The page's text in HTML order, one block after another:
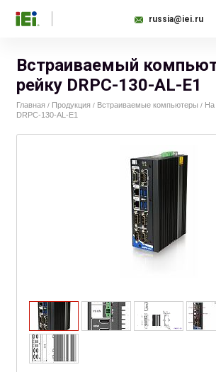
russia@iei.ru
Встраиваемый
рейку DRPC-130-AL-E1
Главная / Продукция / Встраиваемые компьютеры / На
DRPC-130-AL-E1